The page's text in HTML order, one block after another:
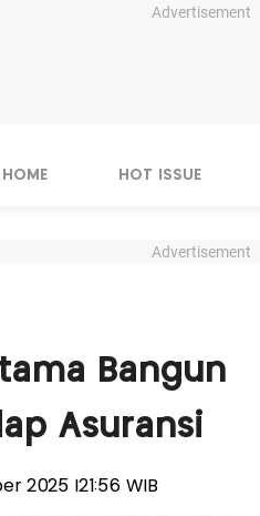
Advertisement
HOME HOT ISSUE
Advertisement
Bangun
Asuransi
2025 |21:56 WIB